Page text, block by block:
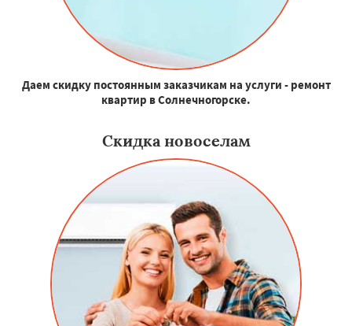
Даем скидку постоянным заказчикам на услуги - ремонт
квартир в Солнечногорске.
Скидка новоселам